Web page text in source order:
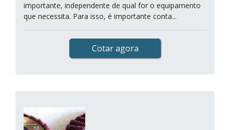
importante, independente de qual for o equipamento
que necessita. Para isso, é importante conta...
Cotar agora